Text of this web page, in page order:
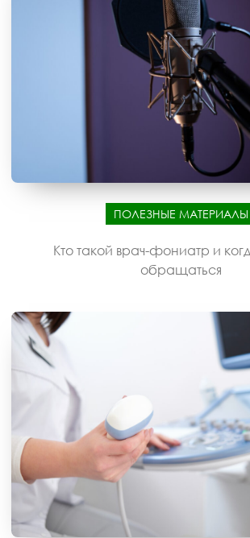
ПОЛЕЗНЫЕ МАТЕРИАЛЫ
Кто такой врач-фониатр и
обращаться